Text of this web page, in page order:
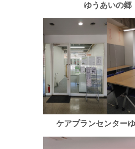
ゆうあいの郷
ケアプランセンター